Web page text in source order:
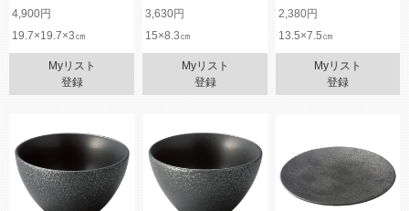
4,900円
3,630円
2,380円
19.7×19.7×3㎝
15×8.3㎝ 13.5×7.5㎝
Myリスト
登録
Myリスト
登録
Myリスト
登録